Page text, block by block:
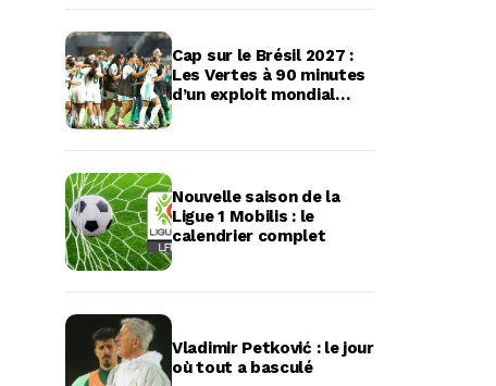
Cap sur le Brésil 2027 :
Les Vertes à 90 minutes
d’un exploit mondial
Nouvelle saison de la
Ligue 1 Mobilis : le
calendrier complet
Vladimir Petković : le jour
où tout a basculé